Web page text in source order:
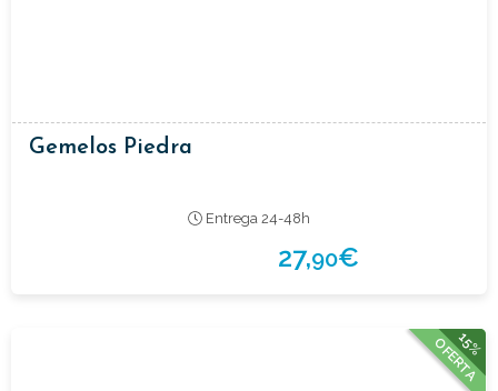
Gemelos Piedra
Entrega 24-48h
27,90€
15%
OFERTA